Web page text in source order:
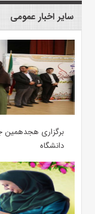
سایر اخبار عمومی
برگزاری هجدهمین
دانشگاه